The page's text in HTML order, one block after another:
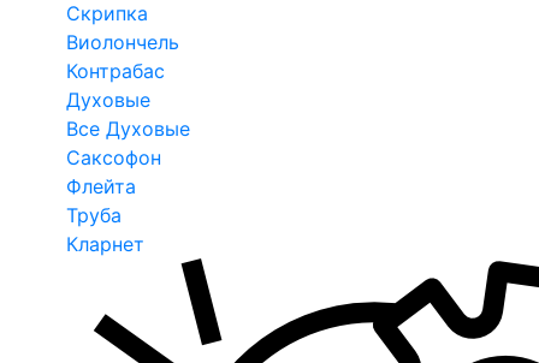
Скрипка
Виолончель
Контрабас
Духовые
Все Духовые
Саксофон
Флейта
Труба
Кларнет